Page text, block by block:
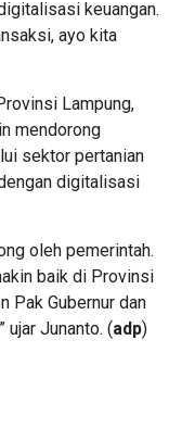
keuangan.
ayo kita
Lampung,
mendorong
sektor pertanian
digitalisasi
oleh pemerintah.
baik di Provinsi
Pak Gubernur dan
ujar Junanto. (adp)